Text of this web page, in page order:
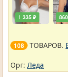
1 335 ₽
108 ТОВАРОВ.
Орг: Леда